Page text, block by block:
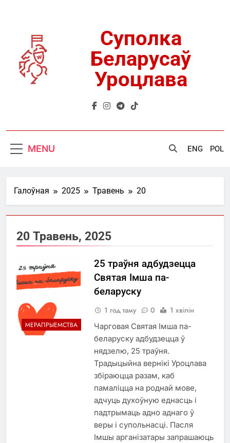
Суполка
Беларусаў
Уроцлава
ENG POL
MENU
Галоўная 2025 Травень 20
20 Травень, 2025
МЕРАПРЫЕМСТВА
25 траўня адбудзецца
Святая Імша па-
беларуску
1 год таму 0 1 хвілін
Чарговая Святая Імша па-
беларуску адбудзецца ў
нядзелю, 25 траўня.
Традыцыйна вернікі Уроцлава
збіраюцца разам, каб
памаліцца на роднай мове,
адчуць духоўную еднасць і
падтрымаць адно аднаго ў
веры і супольнасці. Пасля
Імшы арганізатары запрашаюць